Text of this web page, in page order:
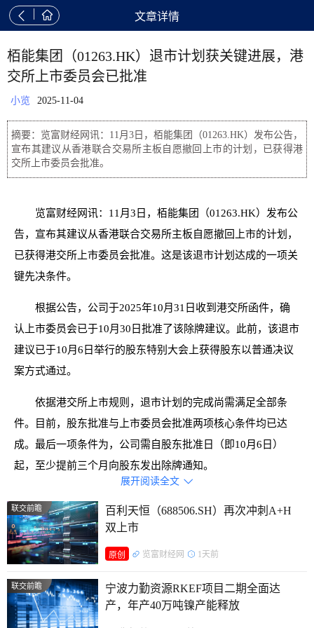
  文章详情
栢能集团（01263.HK）退市计划获关键进展，港
交所上市委员会已批准
小览 2025-11-04
摘要：览富财经网讯：11月3日，栢能集团（01263.HK）发布公告，
宣布其建议从香港联合交易所主板自愿撤回上市的计划，已获得港
交所上市委员会批准。
览富财经网讯：11月3日，栢能集团（01263.HK）发布公
告，宣布其建议从香港联合交易所主板自愿撤回上市的计划，
已获得港交所上市委员会批准。这是该退市计划达成的一项关
键先决条件。
根据公告，公司于2025年10月31日收到港交所函件，确
认上市委员会已于10月30日批准了该除牌建议。此前，该退市
建议已于10月6日举行的股东特别大会上获得股东以普通决议
案方式通过。
依据港交所上市规则，退市计划的完成尚需满足全部条
件。目前，股东批准与上市委员会批准两项核心条件均已达
成。最后一项条件为，公司需自股东批准日（即10月6日）
起，至少提前三个月向股东发出除牌通知。
期等事宜另行刊发公告。
据了解， 栢能集团有限公司是一家总部位于新加坡的投
EMS以及其他电脑相关产品及零部件的制造和贸易。
展开阅读全文 
联交前瞻
百利天恒（688506.SH）再次冲刺A+H
双上市
原创 览富财经网 1天前
联交前瞻
宁波力勤资源RKEF项目二期全面达
产，年产40万吨镍产能释放